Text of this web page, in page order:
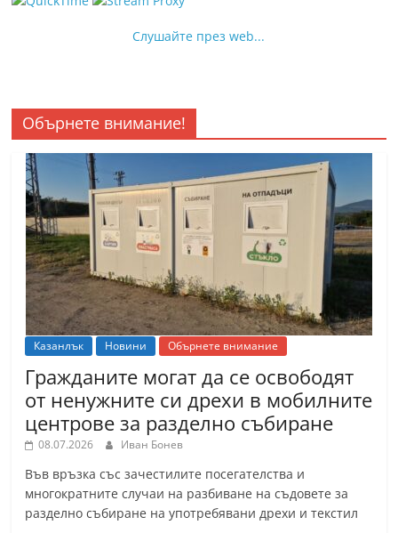
Слушайте през web...
Обърнете внимание!
Казанлък Новини Обърнете внимание
Гражданите могат да се освободят
от ненужните си дрехи в мобилните
центрове за разделно събиране
08.07.2026 Иван Бонев
Във връзка със зачестилите посегателства и
многократните случаи на разбиване на съдовете за
разделно събиране на употребявани дрехи и текстил